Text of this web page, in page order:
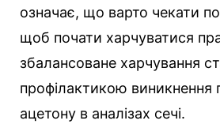
означає, що варто чекати
щоб почати харчуватися
збалансоване харчування
профілактикою виникнення
ацетону в аналізах сечі.